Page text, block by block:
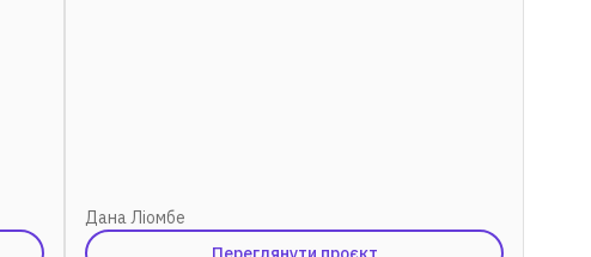
Дана Ліомбе